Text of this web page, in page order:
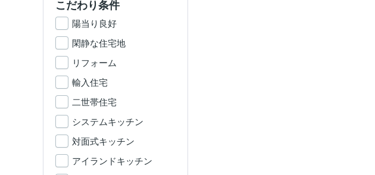
こだわり条件
陽当り良好
閑静な住宅地
リフォーム
輸入住宅
二世帯住宅
システムキッチン
対面式キッチン
アイランドキッチン